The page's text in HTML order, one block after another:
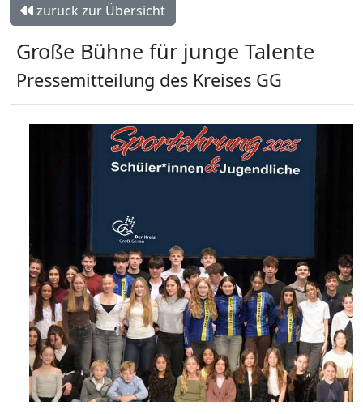
zurück zur Übersicht
Große Bühne für junge Talente
Pressemitteilung des Kreises GG